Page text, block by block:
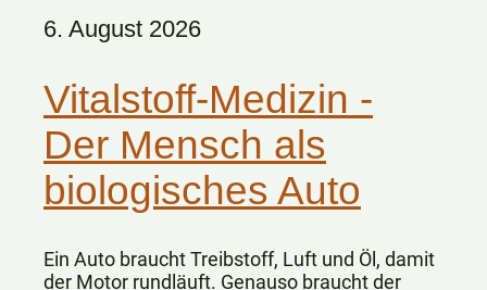
6. August 2026
Vitalstoff-Medizin -
Der Mensch als
biologisches Auto
Ein Auto braucht Treibstoff, Luft und Öl, damit
der Motor rundläuft. Genauso braucht der